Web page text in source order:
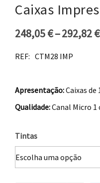
Caixas
248,05€–292,82€
REF: CTM28 IMP
Apresentação:Caixas de
Qualidade:Canal Micro
Tintas